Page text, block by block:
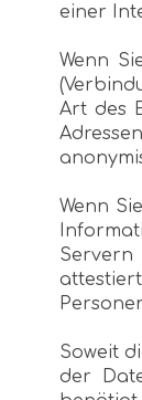
einer
Wenn
Art des
Wenn
Servern
Soweit
der